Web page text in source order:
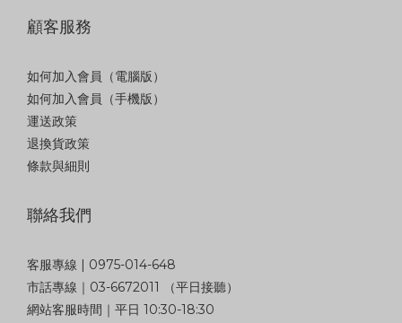
顧客服務
如何加入會員（電腦版）
如何加入會員（手機版）
運送政策
退換貨政策
條款與細則
聯絡我們
客服專線 | 0975-014-648
市話專線｜03-6672011 （平日接聽）
網站客服時間｜平日 10:30-18:30